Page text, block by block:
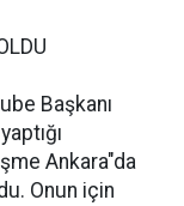
Başkanı
Ankara"da
Onun için